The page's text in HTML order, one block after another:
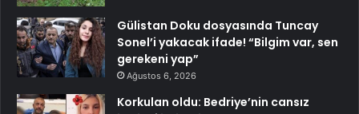
Gülistan Doku dosyasında Tuncay
Sonel’i yakacak ifade! “Bilgim var, sen
gerekeni yap”
Ağustos 6, 2026
Korkulan oldu: Bedriye’nin cansız